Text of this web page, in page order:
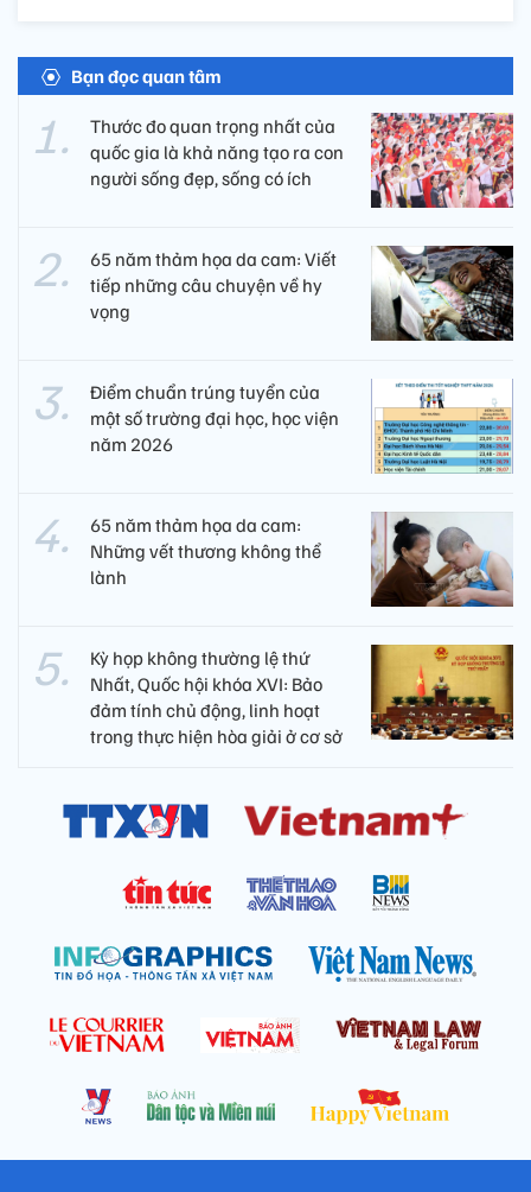
Bạn đọc quan tâm
Thước đo quan trọng nhất của
quốc gia là khả năng tạo ra con
người sống đẹp, sống có ích
65 năm thảm họa da cam: Viết
tiếp những câu chuyện về hy
vọng
Điểm chuẩn trúng tuyển của
một số trường đại học, học viện
năm 2026
65 năm thảm họa da cam:
Những vết thương không thể
lành
Kỳ họp không thường lệ thứ
Nhất, Quốc hội khóa XVI: Bảo
đảm tính chủ động, linh hoạt
trong thực hiện hòa giải ở cơ sở